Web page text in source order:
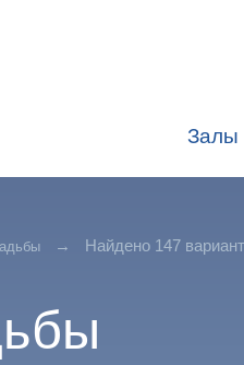
Залы
Найдено 147